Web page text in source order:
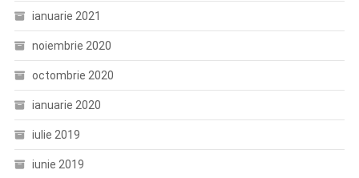
ianuarie 2021
noiembrie 2020
octombrie 2020
ianuarie 2020
iulie 2019
iunie 2019